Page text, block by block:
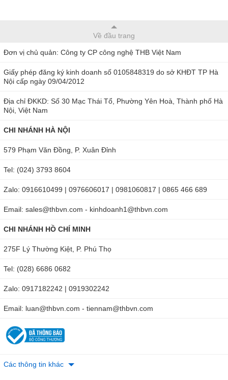
Về đầu trang
Đơn vị chủ quản: Công ty CP công nghệ THB Việt Nam
Giấy phép đăng ký kinh doanh số 0105848319 do sở KHĐT TP Hà
Nội cấp ngày 09/04/2012
Địa chỉ ĐKKD: Số 30 Mạc Thái Tổ, Phường Yên Hoà, Thành phố Hà
Nội, Việt Nam
CHI NHÁNH HÀ NỘI
579 Phạm Văn Đồng, P. Xuân Đỉnh
Tel: (024) 3793 8604
Zalo: 0916610499 | 0976606017 | 0981060817 | 0865 466 689
Email: sales@thbvn.com - kinhdoanh1@thbvn.com
CHI NHÁNH HỒ CHÍ MINH
275F Lý Thường Kiệt, P. Phú Thọ
Tel: (028) 6686 0682
Zalo: 0917182242 | 0919302242
Email: luan@thbvn.com - tiennam@thbvn.com
Các thông tin khác